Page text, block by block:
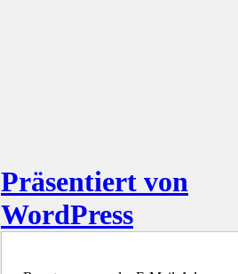
Präsentiert von
WordPress